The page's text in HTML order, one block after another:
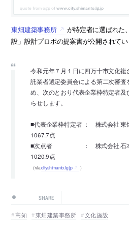
www.city.shimanto.lg.jp
東畑建築事務所
が特定者に選ばれた
設」設計プロポの提案書が公開されてい
令和元年７月１日に四万十市文化
託業者選定委員会による第二次審
め、次のとおり代表企業枠特定者
らせします。
■代表企業枠特定者 ： 株式会社
1067.7点
■次点者 ： 株式会社 石本建
1020.9点
（viacity.shimanto.lg.jp ）
SHARE
高知 東畑建築事務所 文化施設